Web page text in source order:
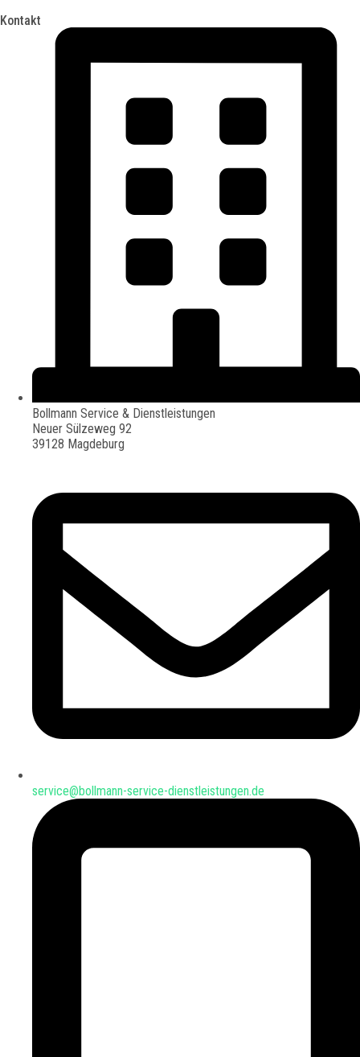
Kontakt
Bollmann Service & Dienstleistungen
Neuer Sülzeweg 92
39128 Magdeburg
service@bollmann-service-dienstleistungen.de